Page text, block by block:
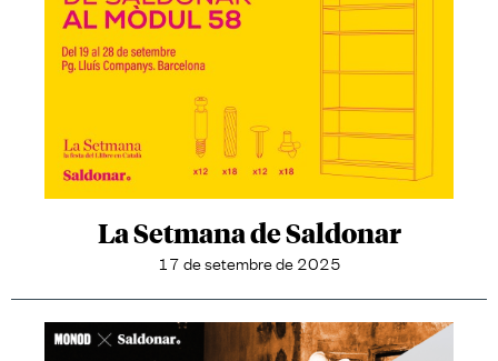
La Setmana de Saldonar
17 de setembre de 2025